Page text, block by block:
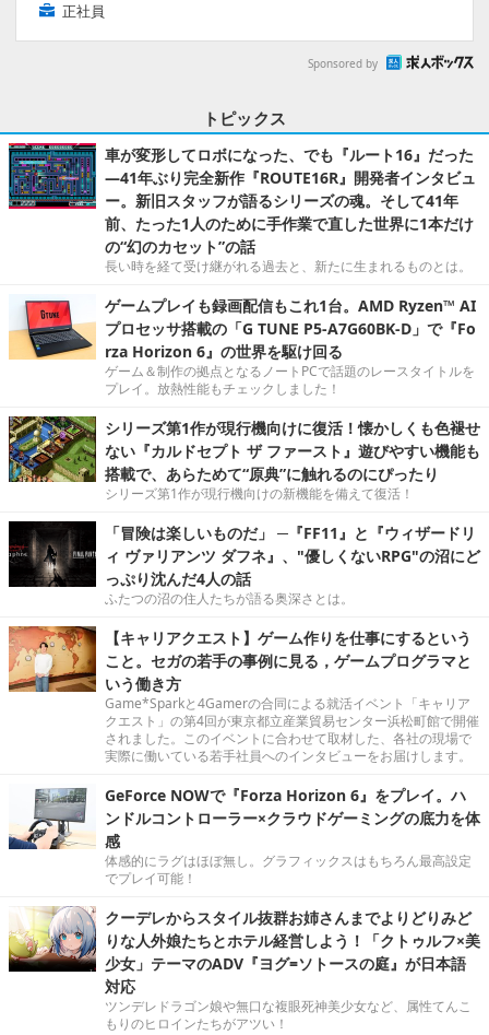
正社員
Sponsored by
トピックス
車が変形してロボになった、でも『ルート16』だった
―41年ぶり完全新作『ROUTE16R』開発者インタビュ
ー。新旧スタッフが語るシリーズの魂。そして41年
前、たった1人のために手作業で直した世界に1本だけ
の“幻のカセット”の話
長い時を経て受け継がれる過去と、新たに生まれるものとは。
ゲームプレイも録画配信もこれ1台。AMD Ryzen™ AI
プロセッサ搭載の「G TUNE P5-A7G60BK-D」で『Fo
rza Horizon 6』の世界を駆け回る
ゲーム＆制作の拠点となるノートPCで話題のレースタイトルを
プレイ。放熱性能もチェックしました！
シリーズ第1作が現行機向けに復活！懐かしくも色褪せ
ない『カルドセプト ザ ファースト』遊びやすい機能も
搭載で、あらためて“原典”に触れるのにぴったり
シリーズ第1作が現行機向けの新機能を備えて復活！
「冒険は楽しいものだ」 ─『FF11』と『ウィザードリ
ィ ヴァリアンツ ダフネ』、"優しくないRPG"の沼にど
っぷり沈んだ4人の話
ふたつの沼の住人たちが語る奥深さとは。
【キャリアクエスト】ゲーム作りを仕事にするという
こと。セガの若手の事例に見る，ゲームプログラマと
いう働き方
Game*Sparkと4Gamerの合同による就活イベント「キャリア
クエスト」の第4回が東京都立産業貿易センター浜松町館で開催
されました。このイベントに合わせて取材した、各社の現場で
実際に働いている若手社員へのインタビューをお届けします。
GeForce NOWで『Forza Horizon 6』をプレイ。ハ
ンドルコントローラー×クラウドゲーミングの底力を体
感
体感的にラグはほぼ無し。グラフィックスはもちろん最高設定
でプレイ可能！
クーデレからスタイル抜群お姉さんまでよりどりみど
りな人外娘たちとホテル経営しよう！「クトゥルフ×美
少女」テーマのADV『ヨグ=ソトースの庭』が日本語
対応
ツンデレドラゴン娘や無口な複眼死神美少女など、属性てんこ
もりのヒロインたちがアツい！